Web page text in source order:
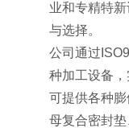
业和专精特
与选择。
公司通过
种加工设备
可提供各种
母复合密封